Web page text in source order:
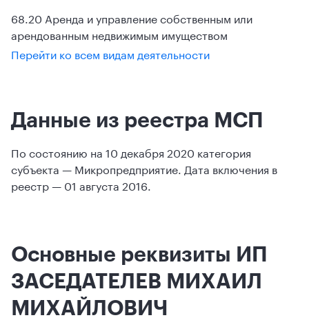
68.20 Аренда и управление собственным или
арендованным недвижимым имуществом
Перейти ко всем видам деятельности
Данные из реестра МСП
По состоянию на 10 декабря 2020 категория
субъекта — Микропредприятие. Дата включения в
реестр — 01 августа 2016.
Основные реквизиты ИП
ЗАСЕДАТЕЛЕВ МИХАИЛ
МИХАЙЛОВИЧ